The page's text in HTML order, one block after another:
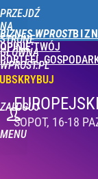
PRZEJDŹ
NA
STRONĘ
GŁÓWNĄ
WPROST.PL
BIZNES WPROST
OPINIE TWÓJ
PORTFEL
ZALOGUJ
MENU
SOPOT, 16-18